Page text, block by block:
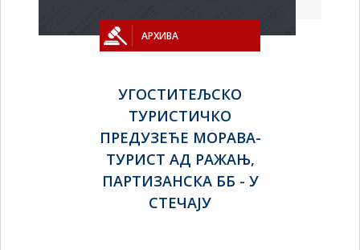
АРХИВА
УГОСТИТЕЉСКО
ТУРИСТИЧКО
ПРЕДУЗЕЋЕ МОРАВА-
ТУРИСТ АД РАЖАЊ,
ПАРТИЗАНСКА ББ - У
СТЕЧАЈУ